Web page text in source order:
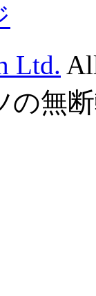
Ltd.
の無